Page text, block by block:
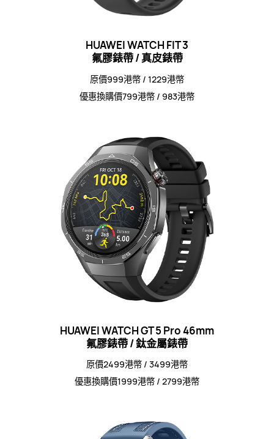
HUAWEI WATCH FIT 3
氟膠錶帶 / 真皮錶帶
原價999港幣 / 1229港幣
優惠換購價799港幣 / 983港幣
HUAWEI WATCH GT 5 Pro 46mm
氟膠錶帶 / 鈦金屬錶帶
原價2499港幣 / 3499港幣
優惠換購價1999港幣 / 2799港幣